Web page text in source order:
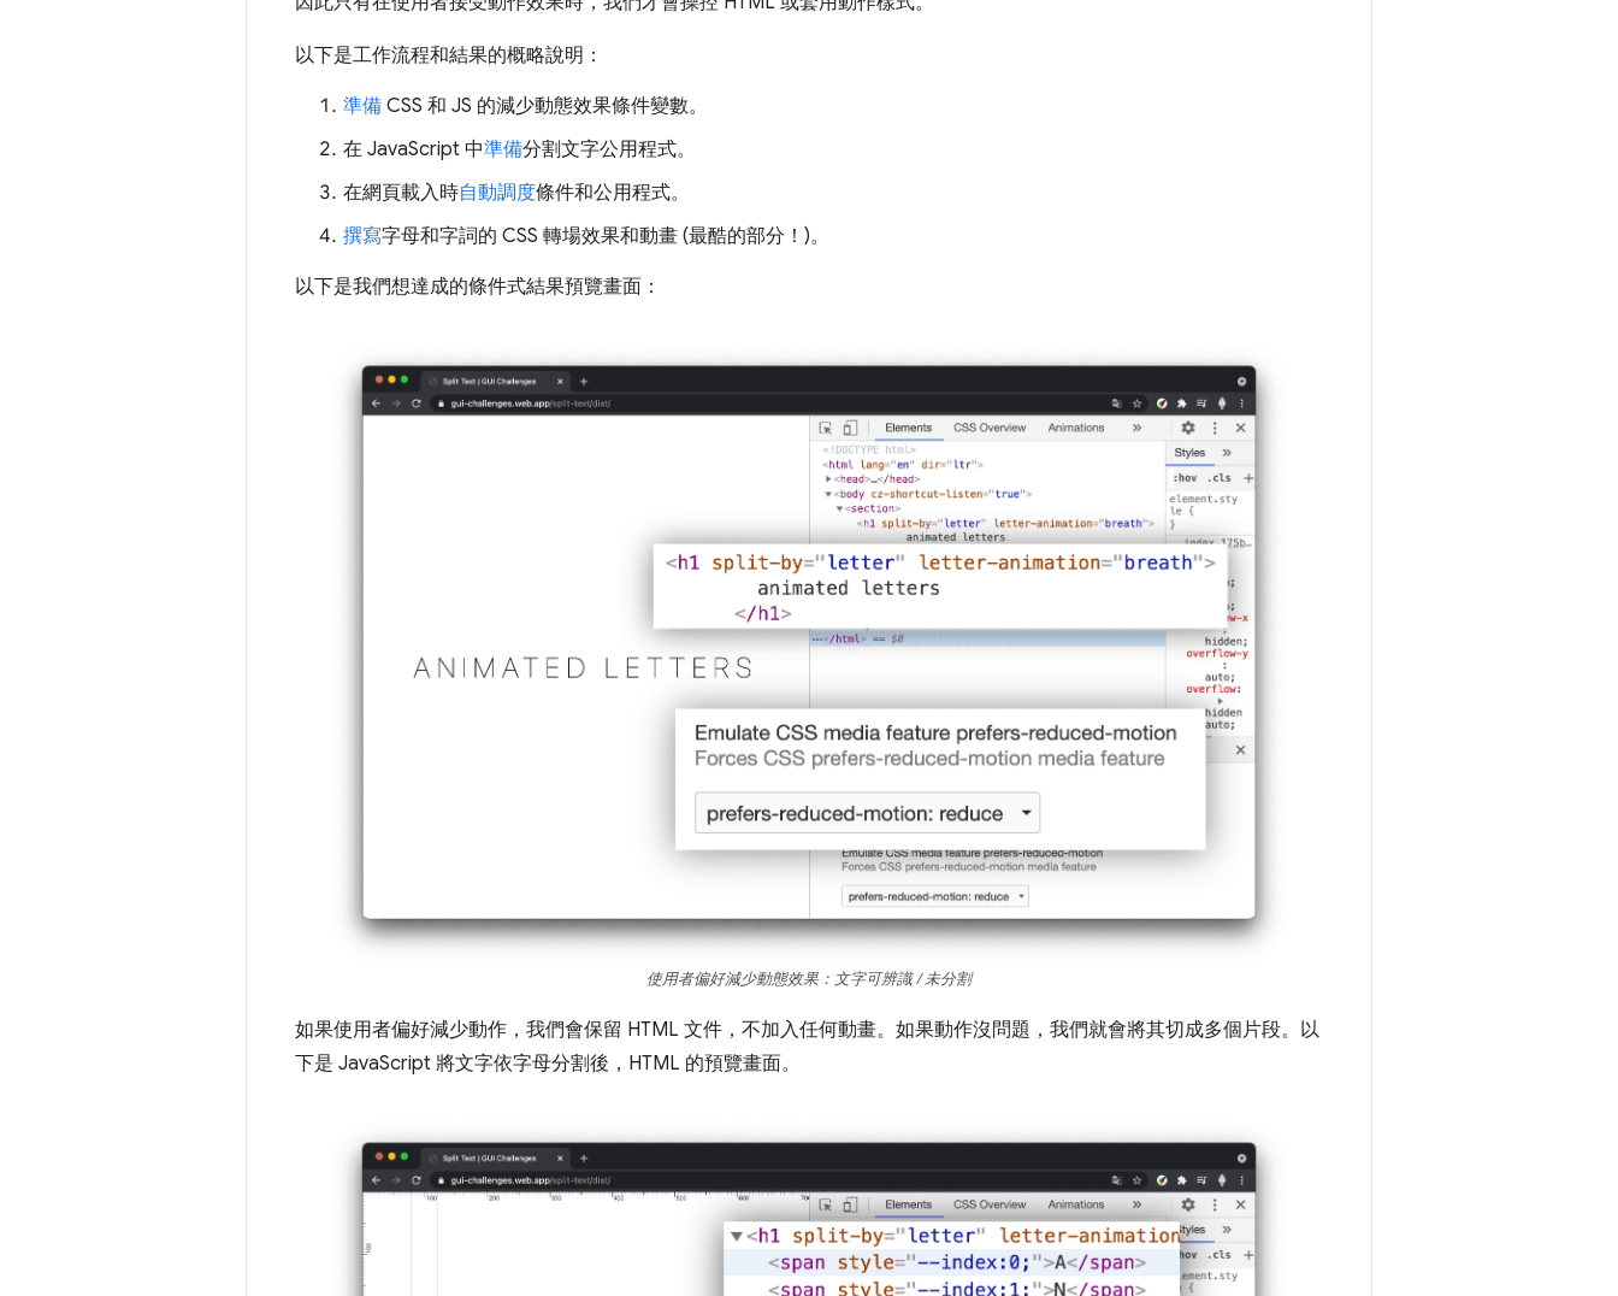
以下是工作流程和結果的概略說明：
準備 CSS 和 JS 的減少動態效果條件變數。
在 JavaScript 中準備分割文字公用程式。
在網頁載入時自動調度條件和公用程式。
撰寫字母和字詞的 CSS 轉場效果和動畫 (最酷的部分！)。
以下是我們想達成的條件式結果預覽畫面：
使用者偏好減少動態效果：文字可辨識 / 未分割
如果使用者偏好減少動作，我們會保留 HTML 文件，不加入任何動畫。如果動作沒問題，我們就會將其切成多個片段。以
下是 JavaScript 將文字依字母分割後，HTML 的預覽畫面。